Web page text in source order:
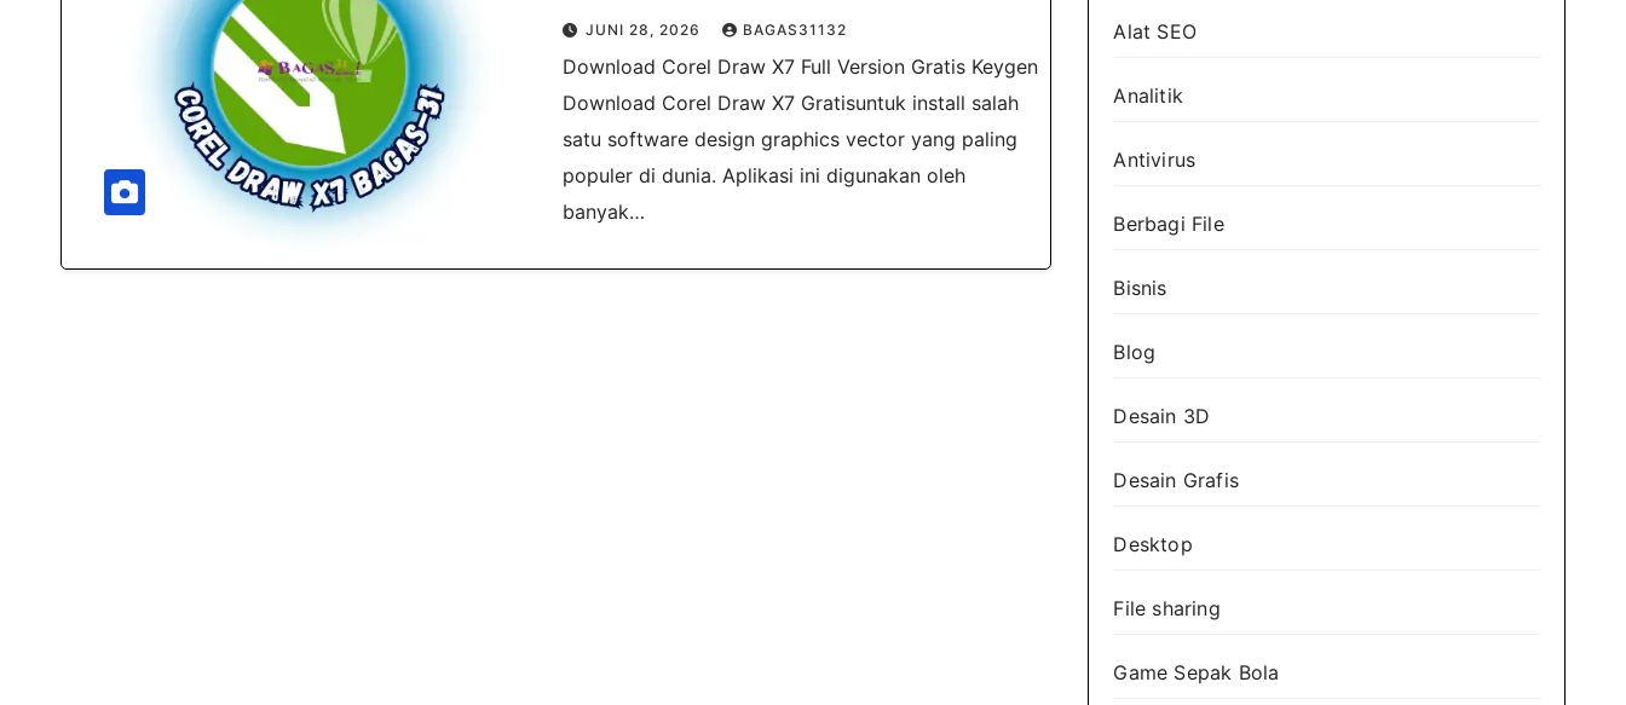
JUNI 28, 2026 BAGAS31132
Download Corel Draw X7 Full Version Gratis Keygen
Download Corel Draw X7 Gratisuntuk install salah
satu software design graphics vector yang paling
populer di dunia. Aplikasi ini digunakan oleh
banyak…
Alat SEO
Analitik
Antivirus
Berbagi File
Bisnis
Blog
Desain 3D
Desain Grafis
Desktop
File sharing
Game Sepak Bola